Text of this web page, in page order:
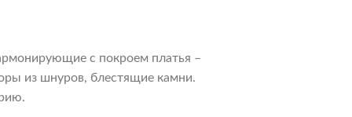
с покроем платья –
из шнуров, блестящие камни.